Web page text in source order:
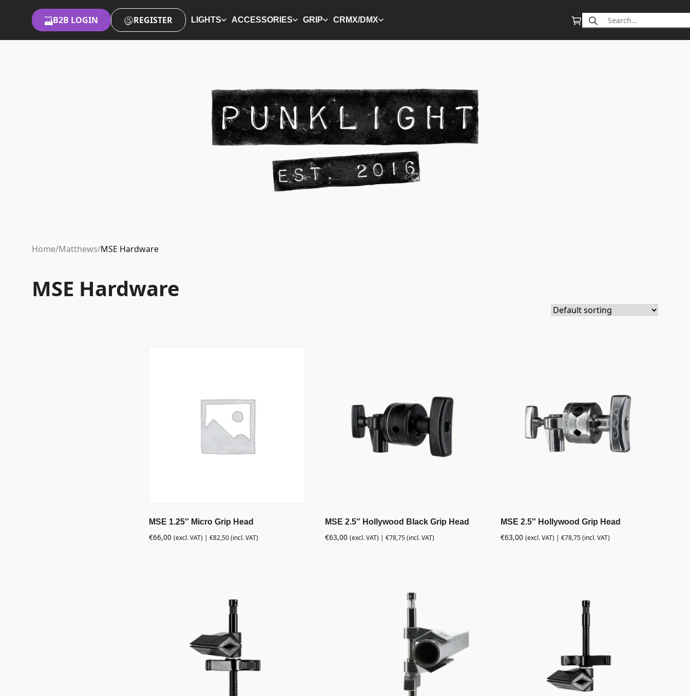
B2B LOGIN REGISTER LIGHTS ACCESSORIES GRIP CRMX/DMX
Search
for:
Home/Matthews/MSE Hardware
MSE Hardware
MSE 1.25″ Micro Grip Head
€66,00 (excl. VAT) | €82,50(incl. VAT)
MSE 2.5″ Hollywood Black Grip Head
€63,00 (excl. VAT) | €78,75(incl. VAT)
MSE 2.5″ Hollywood Grip Head
€63,00 (excl. VAT) |€78,75(incl. VAT)